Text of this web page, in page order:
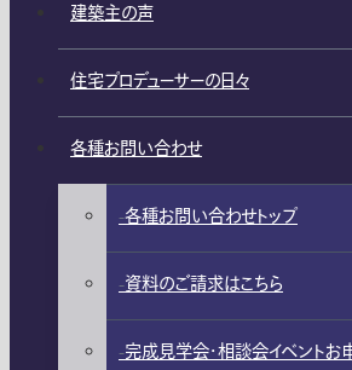
建築主の声
住宅プロデューサーの日々
各種お問い合わせ
各種お問い合わせトップ
資料のご請求はこちら
完成見学会・相談会イベント